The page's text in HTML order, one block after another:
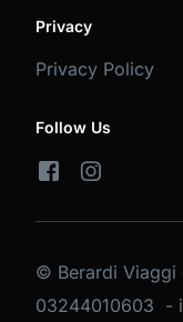
Privacy
Privacy Policy
Follow Us
© Berardi Viaggi
03244010603 -